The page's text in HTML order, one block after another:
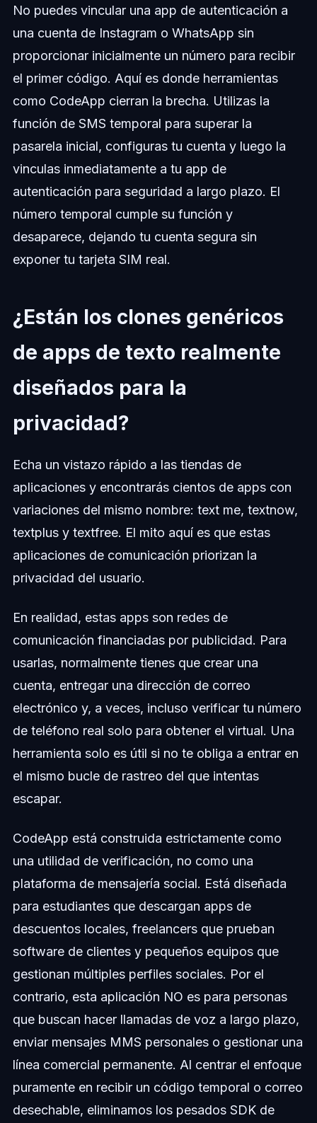
No puedes vincular una app de autenticación a
una cuenta de Instagram o WhatsApp sin
proporcionar inicialmente un número para recibir
el primer código. Aquí es donde herramientas
como CodeApp cierran la brecha. Utilizas la
función de SMS temporal para superar la
pasarela inicial, configuras tu cuenta y luego la
vinculas inmediatamente a tu app de
autenticación para seguridad a largo plazo. El
número temporal cumple su función y
desaparece, dejando tu cuenta segura sin
exponer tu tarjeta SIM real.
¿Están los clones genéricos
de apps de texto realmente
diseñados para la
privacidad?
Echa un vistazo rápido a las tiendas de
aplicaciones y encontrarás cientos de apps con
variaciones del mismo nombre: text me, textnow,
textplus y textfree. El mito aquí es que estas
aplicaciones de comunicación priorizan la
privacidad del usuario.
En realidad, estas apps son redes de
comunicación financiadas por publicidad. Para
usarlas, normalmente tienes que crear una
cuenta, entregar una dirección de correo
electrónico y, a veces, incluso verificar tu número
de teléfono real solo para obtener el virtual. Una
herramienta solo es útil si no te obliga a entrar en
el mismo bucle de rastreo del que intentas
escapar.
CodeApp está construida estrictamente como
una utilidad de verificación, no como una
plataforma de mensajería social. Está diseñada
para estudiantes que descargan apps de
descuentos locales, freelancers que prueban
software de clientes y pequeños equipos que
gestionan múltiples perfiles sociales. Por el
contrario, esta aplicación NO es para personas
que buscan hacer llamadas de voz a largo plazo,
enviar mensajes MMS personales o gestionar una
línea comercial permanente. Al centrar el enfoque
puramente en recibir un código temporal o correo
desechable, eliminamos los pesados SDK de